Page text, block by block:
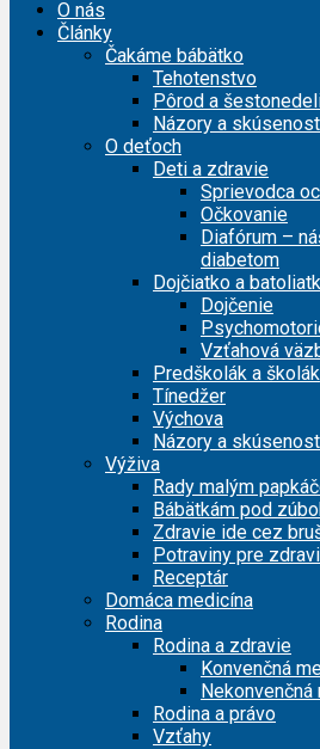
O nás
Články
Čakáme bábätko
Tehotenstvo
Pôrod a
Názory a
O deťoch
Deti a zdravie
Sprievodca
Očkovanie
Diafórum –
diabetom
Dojčiatko a
Dojčenie
Vzťahová
Predškolák a školák
Tínedžer
Výchova
Názory a
Výživa
Rady malým
Bábätkám pod
Zdravie ide cez
Potraviny pre
Receptár
Domáca medicína
Rodina
Rodina a zdravie
Konvenčná
Nekonvenčná
Rodina a právo
Vzťahy